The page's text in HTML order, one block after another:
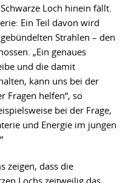
Loch hinein fällt.
Ein Teil davon wird
Strahlen – den
„Ein genaues
und die damit
kann uns bei der
Fragen helfen“, so
bei der Frage,
und Energie im jungen
zeigen, dass die
Lochs zeitweilig das